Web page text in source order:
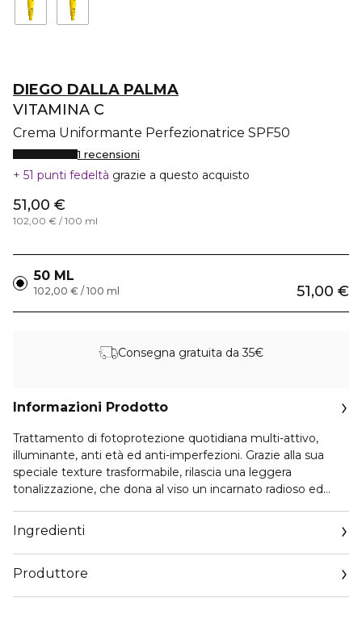
DIEGO DALLA PALMA
VITAMINA C
Crema Uniformante Perfezionatrice SPF50
1 recensioni
51 punti fedeltà grazie a questo acquisto
51,00 €
102,00 € / 100 ml
50 ML
51,00 €
102,00 € / 100 ml
Consegna gratuita da 35€
Informazioni Prodotto
Trattamento di fotoprotezione quotidiana multi-attivo,
illuminante, anti età ed anti-imperfezioni. Grazie alla sua
speciale texture trasformabile, rilascia una leggera
tonalizzazione, che dona al viso un incarnato radioso ed
vitamina C stabilizzata, contrasta il colorito grigio e spento
causato da stress e stile di vita sbilanciato e rende la pelle
più liscia e tonica. Contiene filtri fotostabili di nuova
generazione ad ampio spettro.
Ingredienti
Produttore